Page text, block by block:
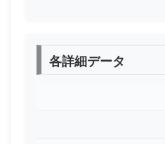
各詳細データ